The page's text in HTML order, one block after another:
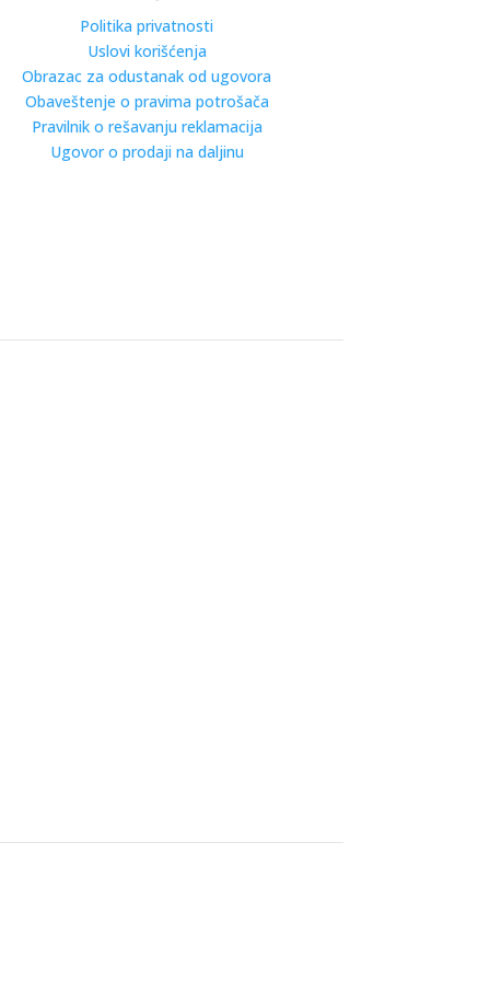
Politika privatnosti
Uslovi korišćenja
Obrazac za odustanak od ugovora
Obaveštenje o pravima potrošača
Pravilnik o rešavanju reklamacija
Ugovor o prodaji na daljinu